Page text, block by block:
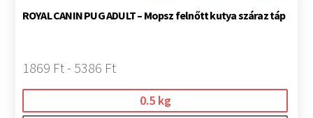
ROYAL CANIN PUG ADULT – Mopsz felnőtt kutya száraz táp
1869 Ft - 5386 Ft
0.5 kg